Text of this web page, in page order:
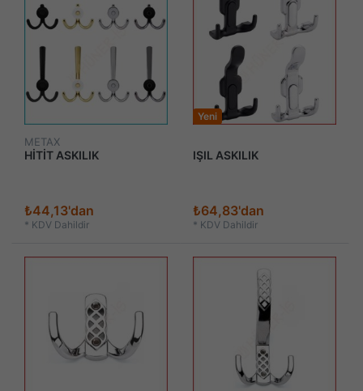
METAX
HİTİT ASKILIK
₺44,13'dan
* KDV Dahildir
Yeni
IŞIL ASKILIK
₺64,83'dan
* KDV Dahildir